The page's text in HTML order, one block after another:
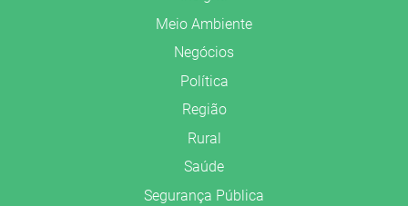
Meio Ambiente
Negócios
Política
Região
Rural
Saúde
Segurança Pública